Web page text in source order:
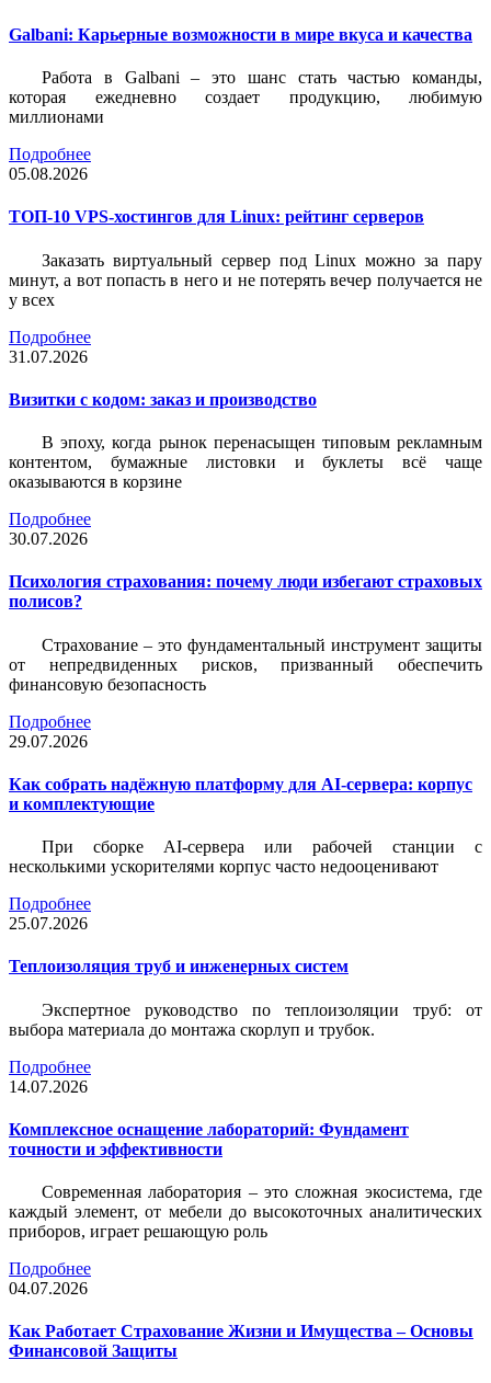
Galbani: Карьерные возможности в мире вкуса и качества
Работа в Galbani – это шанс стать частью команды,
которая ежедневно создает продукцию, любимую
миллионами
Подробнее
05.08.2026
ТОП-10 VPS-хостингов для Linux: рейтинг серверов
Заказать виртуальный сервер под Linux можно за пару
минут, а вот попасть в него и не потерять вечер получается не
у всех
Подробнее
31.07.2026
Визитки c кодом: заказ и производство
В эпоху, когда рынок перенасыщен типовым рекламным
контентом, бумажные листовки и буклеты всё чаще
оказываются в корзине
Подробнее
30.07.2026
Психология страхования: почему люди избегают страховых
полисов?
Страхование – это фундаментальный инструмент защиты
от непредвиденных рисков, призванный обеспечить
финансовую безопасность
Подробнее
29.07.2026
Как собрать надёжную платформу для AI-сервера: корпус
и комплектующие
При сборке AI-сервера или рабочей станции с
несколькими ускорителями корпус часто недооценивают
Подробнее
25.07.2026
Теплоизоляция труб и инженерных систем
Экспертное руководство по теплоизоляции труб: от
выбора материала до монтажа скорлуп и трубок.
Подробнее
14.07.2026
Комплексное оснащение лабораторий: Фундамент
точности и эффективности
Современная лаборатория – это сложная экосистема, где
каждый элемент, от мебели до высокоточных аналитических
приборов, играет решающую роль
Подробнее
04.07.2026
Как Работает Страхование Жизни и Имущества – Основы
Финансовой Защиты